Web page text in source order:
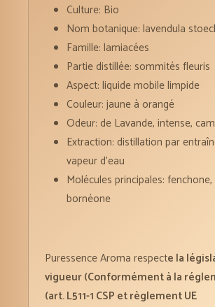
Culture: Bio
Nom botanique: lavendula
Famille: lamiacées
Partie distillée: sommités fleuris
Aspect: liquide mobile limpide
Couleur: jaune à orangé
Odeur: de Lavande, intense,
Extraction: distillation par
vapeur d’eau
Molécules principales: fenchone,
bornéone
Puressence Aroma respecte la
vigueur (Conformément à la
(art. L511-1 CSP et règlement UE